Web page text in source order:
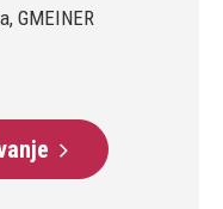
GMEINER